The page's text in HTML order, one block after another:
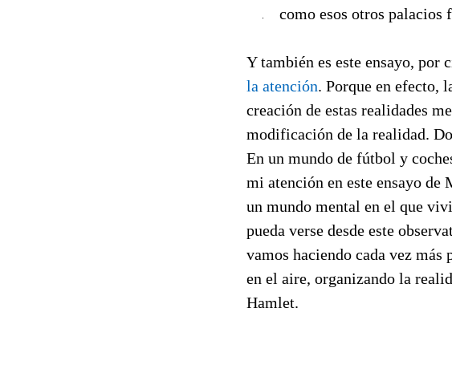
como esos otros palacios
Y también es este ensayo, por
la atención. Porque en efecto,
creación de estas realidades
modificación de la realidad.
En un mundo de fútbol y
mi atención en este ensayo
un mundo mental en el que
pueda verse desde este
vamos haciendo cada vez más
en el aire, organizando la
Hamlet.